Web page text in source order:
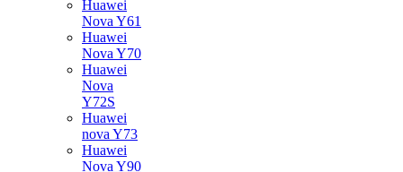
Huawei
Nova Y61
Huawei
Nova Y70
Huawei
Nova
Y72S
Huawei
nova Y73
Huawei
Nova Y90